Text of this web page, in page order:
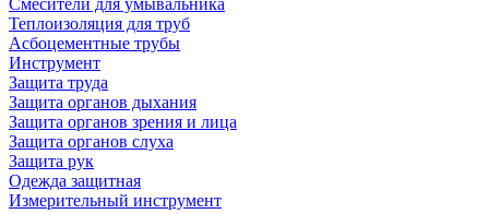
Смесители для умывальника
Теплоизоляция для труб
Асбоцементные трубы
Инструмент
Защита труда
Защита органов дыхания
Защита органов зрения и лица
Защита органов слуха
Защита рук
Одежда защитная
Измерительный инструмент